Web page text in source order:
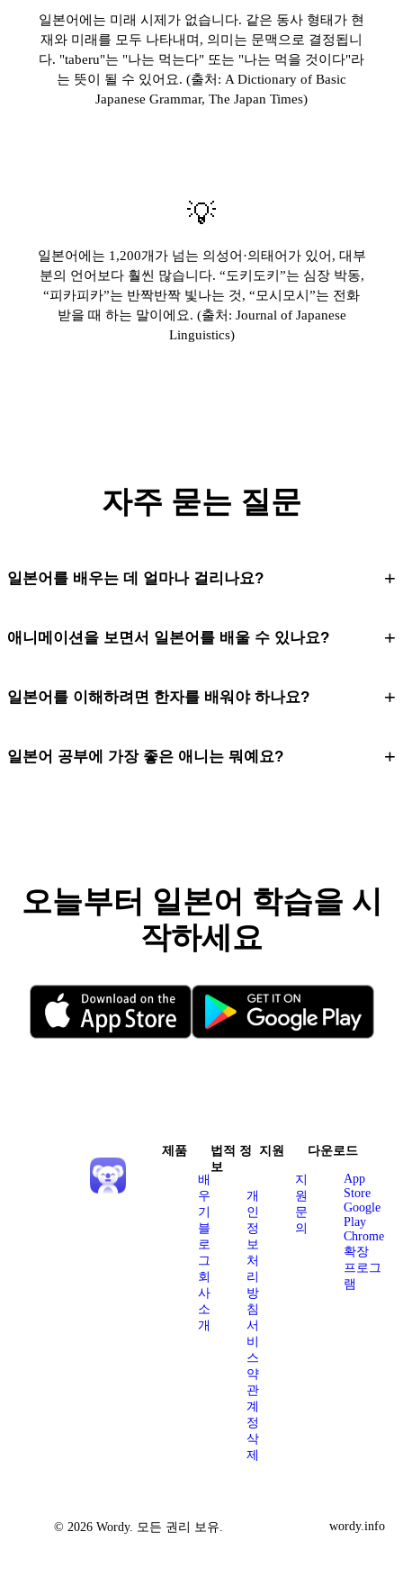
일본어에는 미래 시제가 없습니다. 같은 동사 형태가 현
재와 미래를 모두 나타내며, 의미는 문맥으로 결정됩니
다. "taberu"는 "나는 먹는다" 또는 "나는 먹을 것이다"라
는 뜻이 될 수 있어요. (출처: A Dictionary of Basic
Japanese Grammar, The Japan Times)
💡
일본어에는 1,200개가 넘는 의성어·의태어가 있어, 대부
분의 언어보다 훨씬 많습니다. “도키도키”는 심장 박동,
“피카피카”는 반짝반짝 빛나는 것, “모시모시”는 전화
받을 때 하는 말이에요. (출처: Journal of Japanese
Linguistics)
자주 묻는 질문
일본어를 배우는 데 얼마나 걸리나요? +
애니메이션을 보면서 일본어를 배울 수 있나요? +
일본어를 이해하려면 한자를 배워야 하나요? +
일본어 공부에 가장 좋은 애니는 뭐예요? +
오늘부터 일본어 학습을 시
작하세요
제품
배
우
기
블
로
그
회
사
소
개
법적 정
보
개
인
정
보
처
리
방
침
서
비
스
약
관
계
정
삭
제
지원
지
원
문
의
다운로드
App
Store
Google
Play
Chrome
확장
프로그
램
© 2026 Wordy. 모든 권리 보유. wordy.info